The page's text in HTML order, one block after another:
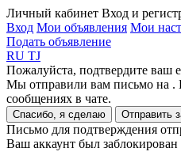
Личный кабинет Вход и
Вход Мои объявления Мои
Подать объявление
RU TJ
Пожалуйста, подтвердите ваш
Мы отправили вам письмо на .
сообщениях в чате.
Спасибо, я сделаю Отправить
Письмо для подтверждения
Ваш аккаунт был заблокирован